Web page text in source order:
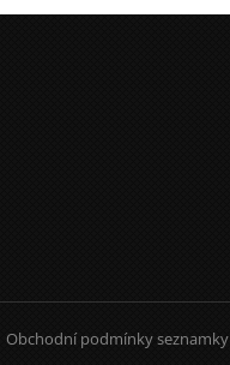
Obchodní podmínky seznamky